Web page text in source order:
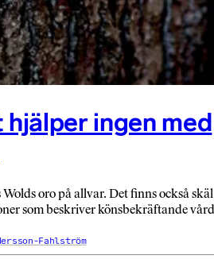
ingen med
oro på allvar. Det finns också skäl
som beskriver könsbekräftande vård
Fahlström